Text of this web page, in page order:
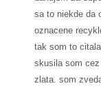
sa to niekde da
oznacene
tak som to
skusila som
zlata. som